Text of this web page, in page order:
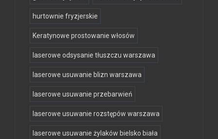
hurtownie fryzjerskie
Keratynowe prostowanie włosów
laserowe odsysanie tłuszczu warszawa
laserowe usuwanie blizn warszawa
laserowe usuwanie przebarwień
laserowe usuwanie rozstępów warszawa
laserowe usuwanie żylaków bielsko biała